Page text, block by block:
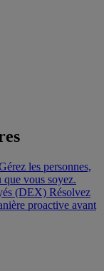
les personnes,
que vous soyez.
(DEX) Résolvez
proactive avant